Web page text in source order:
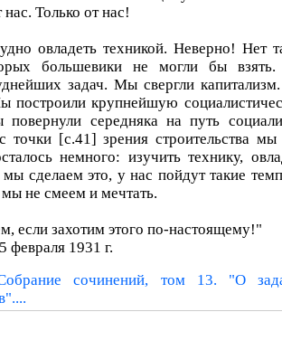
нас. Только от нас!
овладеть техникой. Неверно! Нет
большевики не могли бы
задач. Мы свергли
построили крупнейшую
середняка на путь
точки [c.41] зрения строительства
немного: изучить технику,
мы сделаем это, у нас пойдут такие
не смеем и мечтать.
если захотим этого по-настоящему!"
1931 г.
сочинений, том 13. "О